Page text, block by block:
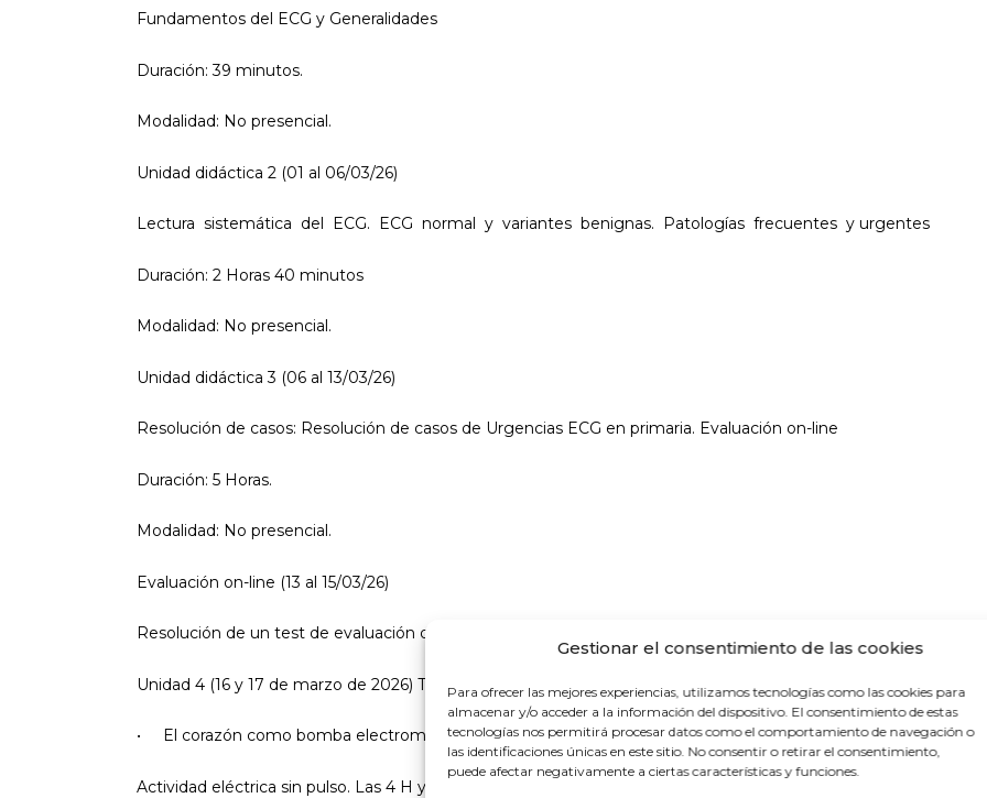
Gestionar el consentimiento de las cookies
Para ofrecer las mejores experiencias, utilizamos tecnologías como las cookies para
almacenar y/o acceder a la información del dispositivo. El consentimiento de estas
tecnologías nos permitirá procesar datos como el comportamiento de navegación o
las identificaciones únicas en este sitio. No consentir o retirar el consentimiento,
puede afectar negativamente a ciertas características y funciones.
Fundamentos del ECG y Generalidades
Duración: 39 minutos.
Modalidad: No presencial.
Unidad didáctica 2 (01 al 06/03/26)
Lectura sistemática del ECG. ECG normal y variantes benignas. Patologías frecuentes y urgentes
Duración: 2 Horas 40 minutos
Modalidad: No presencial.
Unidad didáctica 3 (06 al 13/03/26)
Resolución de casos: Resolución de casos de Urgencias ECG en primaria. Evaluación on-line
Duración: 5 Horas.
Modalidad: No presencial.
Evaluación on-line (13 al 15/03/26)
Resolución de un test de evaluación de 16 preguntas test
Unidad 4 (16 y 17 de marzo de 2026) Taller Presencial (4,5horas cada dia):
• El corazón como bomba electromecánica.
Actividad eléctrica sin pulso. Las 4 H y las 4 T.